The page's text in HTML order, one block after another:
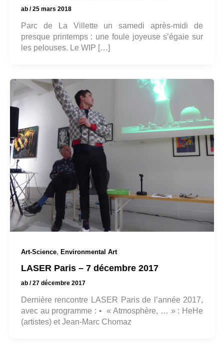
ab /25 mars 2018
Parc de La Villette un samedi après-midi de
presque printemps : une foule joyeuse s’égaie sur
les pelouses. Le WIP […]
Art-Science, Environmental Art
LASER Paris – 7 décembre 2017
ab /27 décembre 2017
Dernière rencontre LASER Paris de l’année 2017,
avec au programme : • « Atmosphère, … » : HeHe
(artistes) et Jean-Marc Chomaz